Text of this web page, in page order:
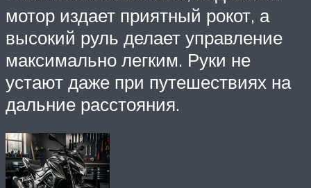
мотор издает приятный рокот, а
высокий руль делает управление
максимально легким. Руки не
устают даже при путешествиях на
дальние расстояния.